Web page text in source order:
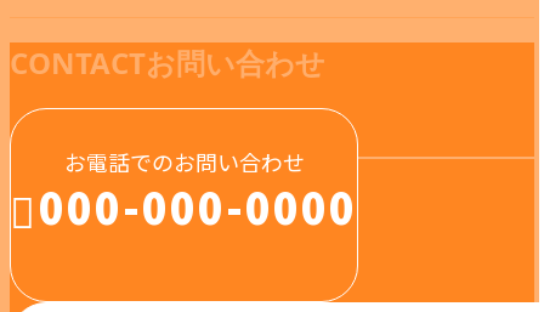
CONTACTお問い合わせ
お電話でのお問い合わせ
000-000-0000